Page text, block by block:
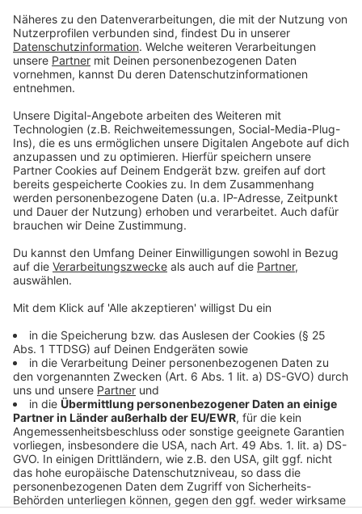
Die Geduld meiner Kollegen teste ich…
...meistens mit lautem Mitsingen oder Mitsprechen der
ordentlich und gerade haben will.
In meiner Freizeit mache ich…
...viel. :-D Im Sommer bin ich mit einem Tambourkorps auf
Und ich kann Gitarre spielen.
...Puh, das ist schwierig. Das ändert sich ständig. Großartig
fand ich O.C. California, Peaky Blinders und - lacht nicht -
Vampire Diaries. Und grundsätzlich schonmal alles, was
irgendwie das Label „Disney“ trägt. Heimlich gucke ich auch
In aller Freundschaft, aber erzählt das bitte niemandem.
Anzeige